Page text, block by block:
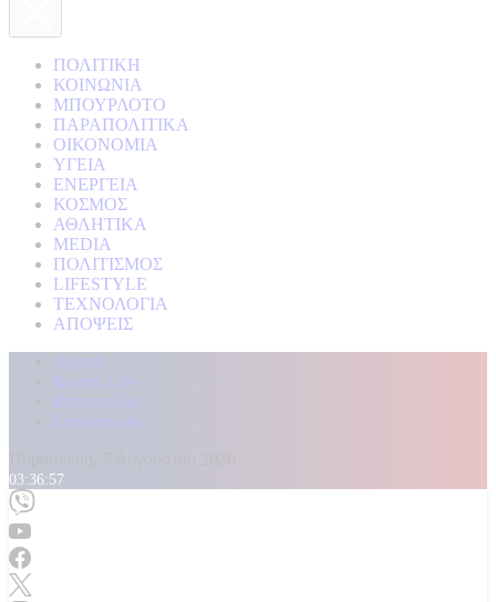
ΠΟΛΙΤΙΚΗ
ΚΟΙΝΩΝΙΑ
ΜΠΟΥΡΛΟΤΟ
ΠΑΡΑΠΟΛΙΤΙΚΑ
ΟΙΚΟΝΟΜΙΑ
ΥΓΕΙΑ
ΕΝΕΡΓΕΙΑ
ΚΟΣΜΟΣ
ΑΘΛΗΤΙΚΑ
MEDIA
ΠΟΛΙΤΙΣΜΟΣ
LIFESTYLE
ΤΕΧΝΟΛΟΓΙΑ
ΑΠΟΨΕΙΣ
Αρχική
Kontra Live
Καταγγελίες
Επικοινωνία
03:36:59